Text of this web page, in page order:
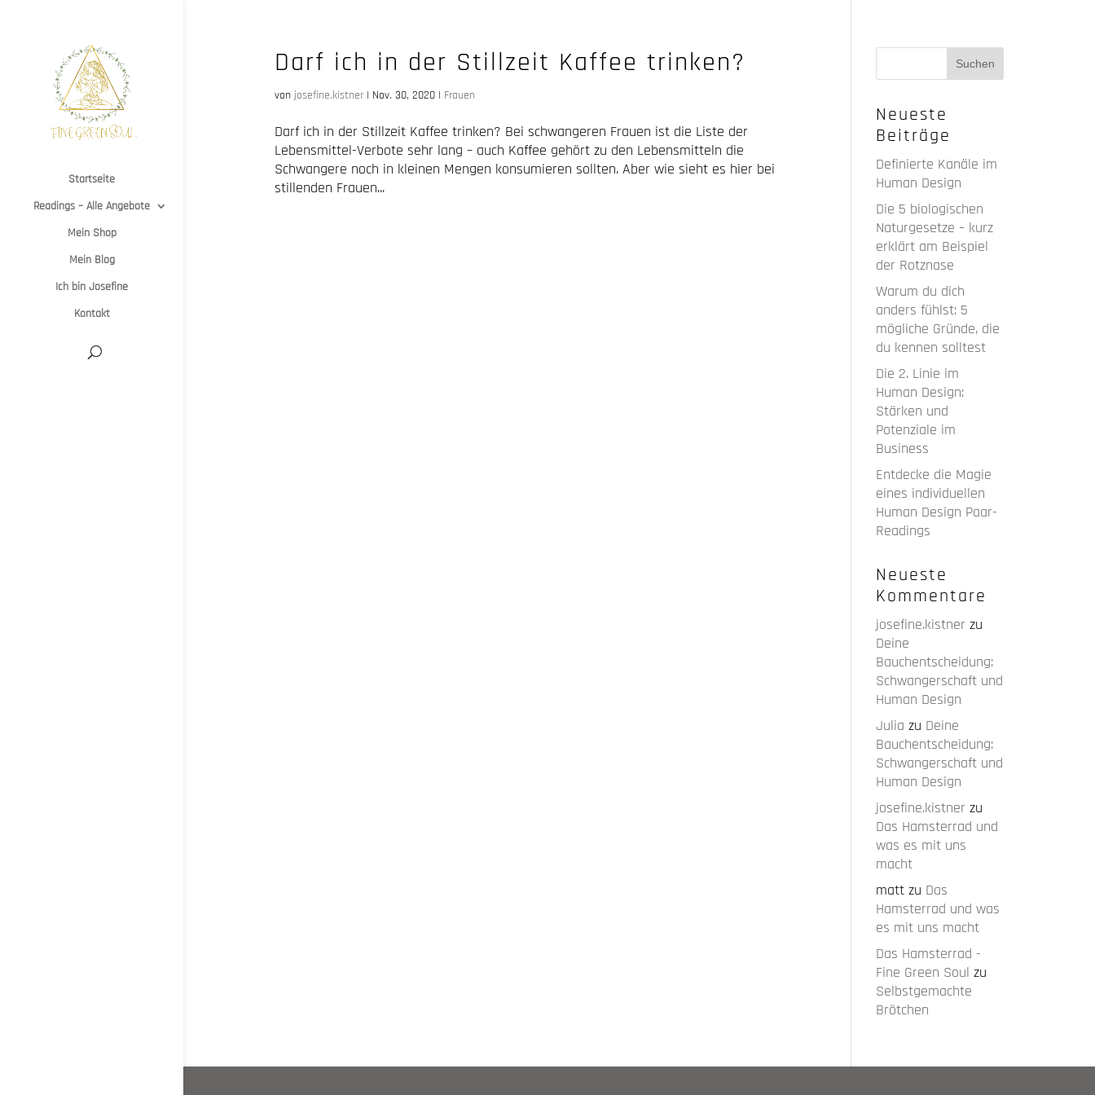
Startseite
Readings – Alle Angebote
Mein Shop
Mein Blog
Ich bin Josefine
Kontakt
Darf ich in der Stillzeit Kaffee trinken?
von josefine.kistner| Nov. 30, 2020| Frauen
Darf ich in der Stillzeit Kaffee trinken? Bei schwangeren Frauen ist die Liste der
Lebensmittel-Verbote sehr lang – auch Kaffee gehört zu den Lebensmitteln die
Schwangere noch in kleinen Mengen konsumieren sollten. Aber wie sieht es hier bei
stillenden Frauen...
Neueste
Beiträge
Definierte Kanäle im
Human Design
Die 5 biologischen
Naturgesetze – kurz
erklärt am Beispiel
der Rotznase
Warum du dich
anders fühlst: 5
mögliche Gründe, die
du kennen solltest
Die 2. Linie im
Human Design:
Stärken und
Potenziale im
Business
Entdecke die Magie
eines individuellen
Human Design Paar-
Readings
Neueste
Kommentare
josefine.kistner zu
Deine
Bauchentscheidung:
Schwangerschaft und
Human Design
Julia zu Deine
Bauchentscheidung:
Schwangerschaft und
Human Design
josefine.kistner zu
Das Hamsterrad und
was es mit uns
macht
matt zu Das
Hamsterrad und was
es mit uns macht
Das Hamsterrad -
Fine Green Soul zu
Selbstgemachte
Brötchen